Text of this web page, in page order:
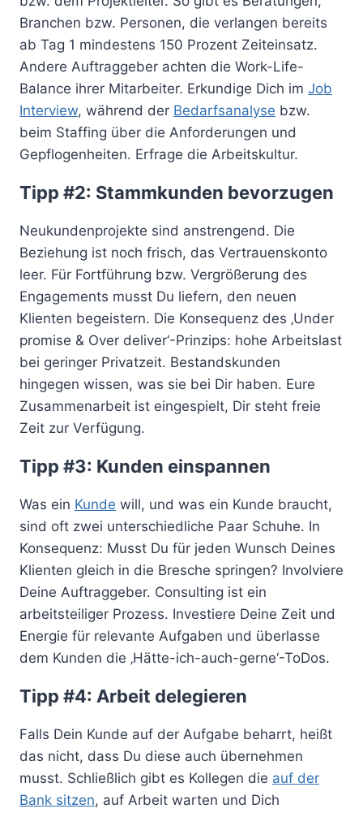
Branchen bzw. Personen, die verlangen bereits
ab Tag 1 mindestens 150 Prozent Zeiteinsatz.
Andere Auftraggeber achten die Work-Life-
Balance ihrer Mitarbeiter. Erkundige Dich im Job
Interview, während der Bedarfsanalyse bzw.
beim Staffing über die Anforderungen und
Gepflogenheiten. Erfrage die Arbeitskultur.
Tipp #2: Stammkunden bevorzugen
Neukundenprojekte sind anstrengend. Die
Beziehung ist noch frisch, das Vertrauenskonto
leer. Für Fortführung bzw. Vergrößerung des
Engagements musst Du liefern, den neuen
Klienten begeistern. Die Konsequenz des ‚Under
promise & Over deliver‘-Prinzips: hohe Arbeitslast
bei geringer Privatzeit. Bestandskunden
hingegen wissen, was sie bei Dir haben. Eure
Zusammenarbeit ist eingespielt, Dir steht freie
Zeit zur Verfügung.
Tipp #3: Kunden einspannen
Was ein Kunde will, und was ein Kunde braucht,
sind oft zwei unterschiedliche Paar Schuhe. In
Konsequenz: Musst Du für jeden Wunsch Deines
Klienten gleich in die Bresche springen? Involviere
Deine Auftraggeber. Consulting ist ein
arbeitsteiliger Prozess. Investiere Deine Zeit und
Energie für relevante Aufgaben und überlasse
dem Kunden die ‚Hätte-ich-auch-gerne‘-ToDos.
Tipp #4: Arbeit delegieren
Falls Dein Kunde auf der Aufgabe beharrt, heißt
das nicht, dass Du diese auch übernehmen
musst. Schließlich gibt es Kollegen die auf der
Bank sitzen, auf Arbeit warten und Dich